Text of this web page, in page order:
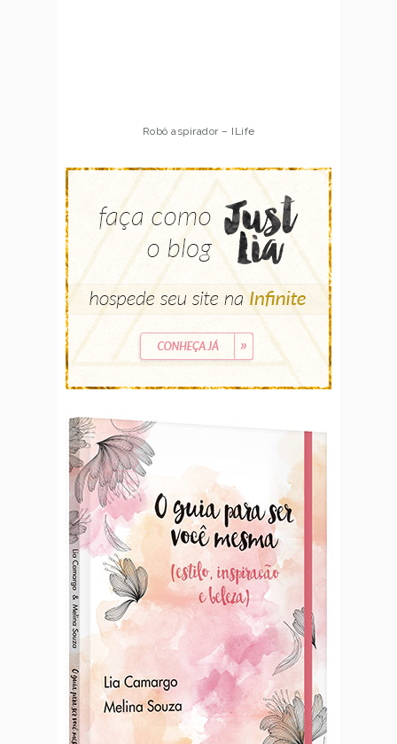
Robô aspirador – ILife